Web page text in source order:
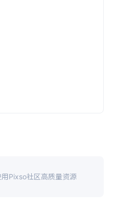
Pixso社区高质量资源